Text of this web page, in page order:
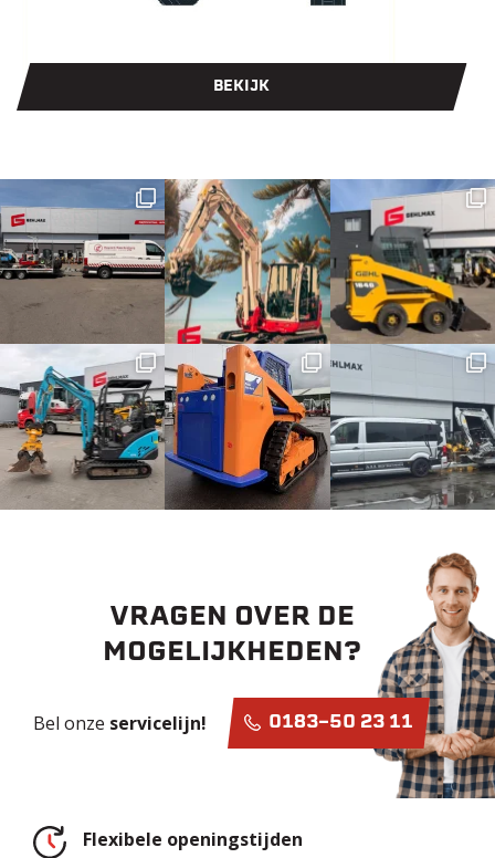
BEKIJK
VRAGEN OVER DE
MOGELIJKHEDEN?
Bel onze servicelijn! 0183-50 23 11
Flexibele openingstijden